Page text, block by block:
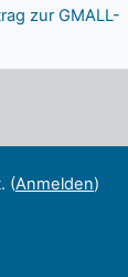
zur GMALL-
(Anmelden)